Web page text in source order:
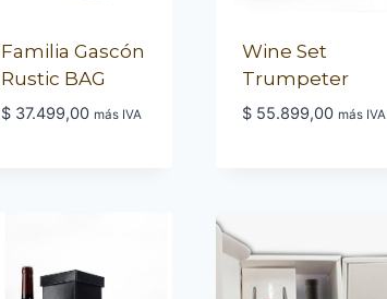
Familia Gascón
Rustic BAG
$37.499,00 más IVA
Wine Set
Trumpeter
$ 55.899,00 más IVA